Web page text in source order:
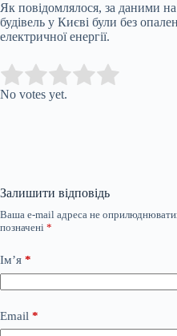
Як повідомлялося, за даними
будівель у Києві були без
електричної енергії.
Rate this item:
No votes yet.
Залишити відповідь
Ваша e-mail адреса не
позначені *
Ім’я *
Email *